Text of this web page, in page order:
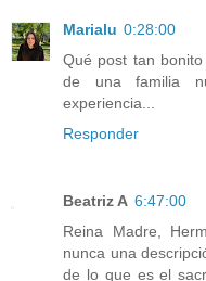
Marialu 0:28:00
Qué post tan
de una familia
experiencia...
Responder
Beatriz A 6:47:00
Reina Madre,
nunca una
de lo que es el